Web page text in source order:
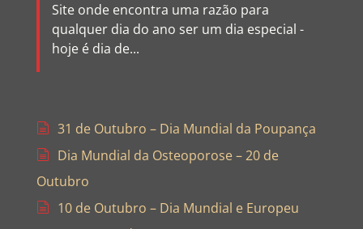
Site onde encontra uma razão para
qualquer dia do ano ser um dia especial -
hoje é dia de...
31 de Outubro – Dia Mundial da Poupança
Dia Mundial da Osteoporose – 20 de
Outubro
10 de Outubro – Dia Mundial e Europeu